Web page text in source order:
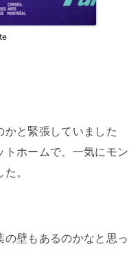
と緊張していました
ホームで、一気にモン
。
壁もあるのかなと思っ